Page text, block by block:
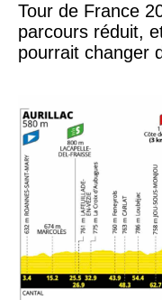
Tour de France
parcours réduit,
pourrait changer